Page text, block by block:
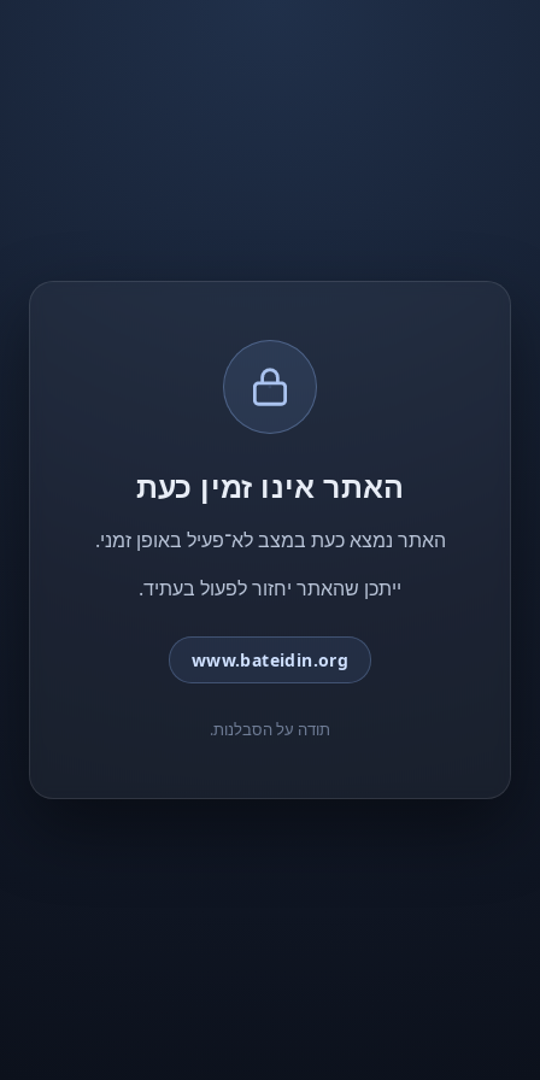
האתר אינו זמין כעת
האתר נמצא כעת במצב לא־פעיל באופן זמני.
ייתכן שהאתר יחזור לפעול בעתיד.
www.bateidin.org
תודה על הסבלנות.